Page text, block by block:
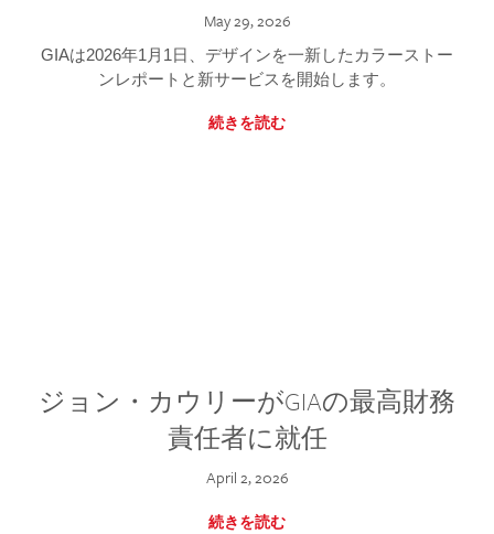
May 29, 2026
GIAは2026年1月1日、デザインを一新したカラーストー
ンレポートと新サービスを開始します。
続きを読む
ジョン・カウリーがGIAの最高財務
責任者に就任
April 2, 2026
続きを読む